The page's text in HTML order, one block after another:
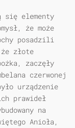
się elementy
że może
posadzili
że złote
zaczęły
czerwonej
urządzenie
prawideł
na
Anioła,